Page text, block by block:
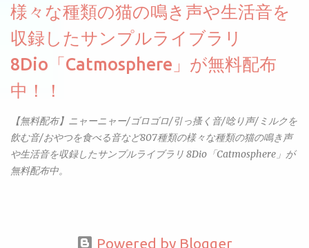
様々な種類の猫の鳴き声や生活音を
収録したサンプルライブラリ
8Dio「Catmosphere」が無料配布
中！！
【無料配布】ニャーニャー/ゴロゴロ/引っ搔く音/唸り声/ミルクを
飲む音/おやつを食べる音など807種類の様々な種類の猫の鳴き声
や生活音を収録したサンプルライブラリ 8Dio「Catmosphere」が
無料配布中。
Powered by Blogger